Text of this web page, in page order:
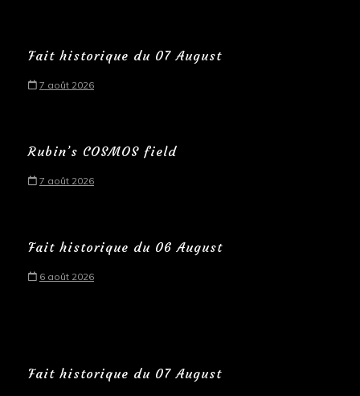
Fait historique du 07 August
7 août 2026
Rubin’s COSMOS field
7 août 2026
Fait historique du 06 August
6 août 2026
Fait historique du 07 August